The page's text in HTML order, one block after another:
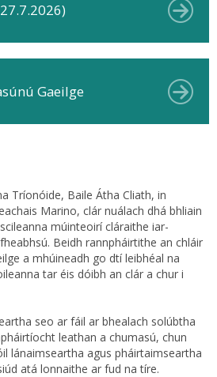
Gaeilge
Tríonóide, Baile Átha Cliath, in
Marino, clár nuálach dhá bhliain
múinteoirí cláraithe iar-
Beidh rannpháirtithe an chláir
a mhúineadh go dtí leibhéal na
tar éis dóibh an clár a chur i
seo ar fáil ar bhealach solúbtha
leathan a chumasú, chun
lánaimseartha agus pháirtaimseartha
atá lonnaithe ar fud na tíre.